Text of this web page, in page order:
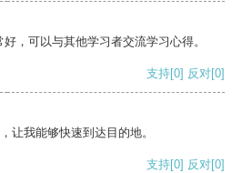
，可以与其他学习者交流学习心得。
支持[0] 反对[0]
让我能够快速到达目的地。
支持[0] 反对[0]